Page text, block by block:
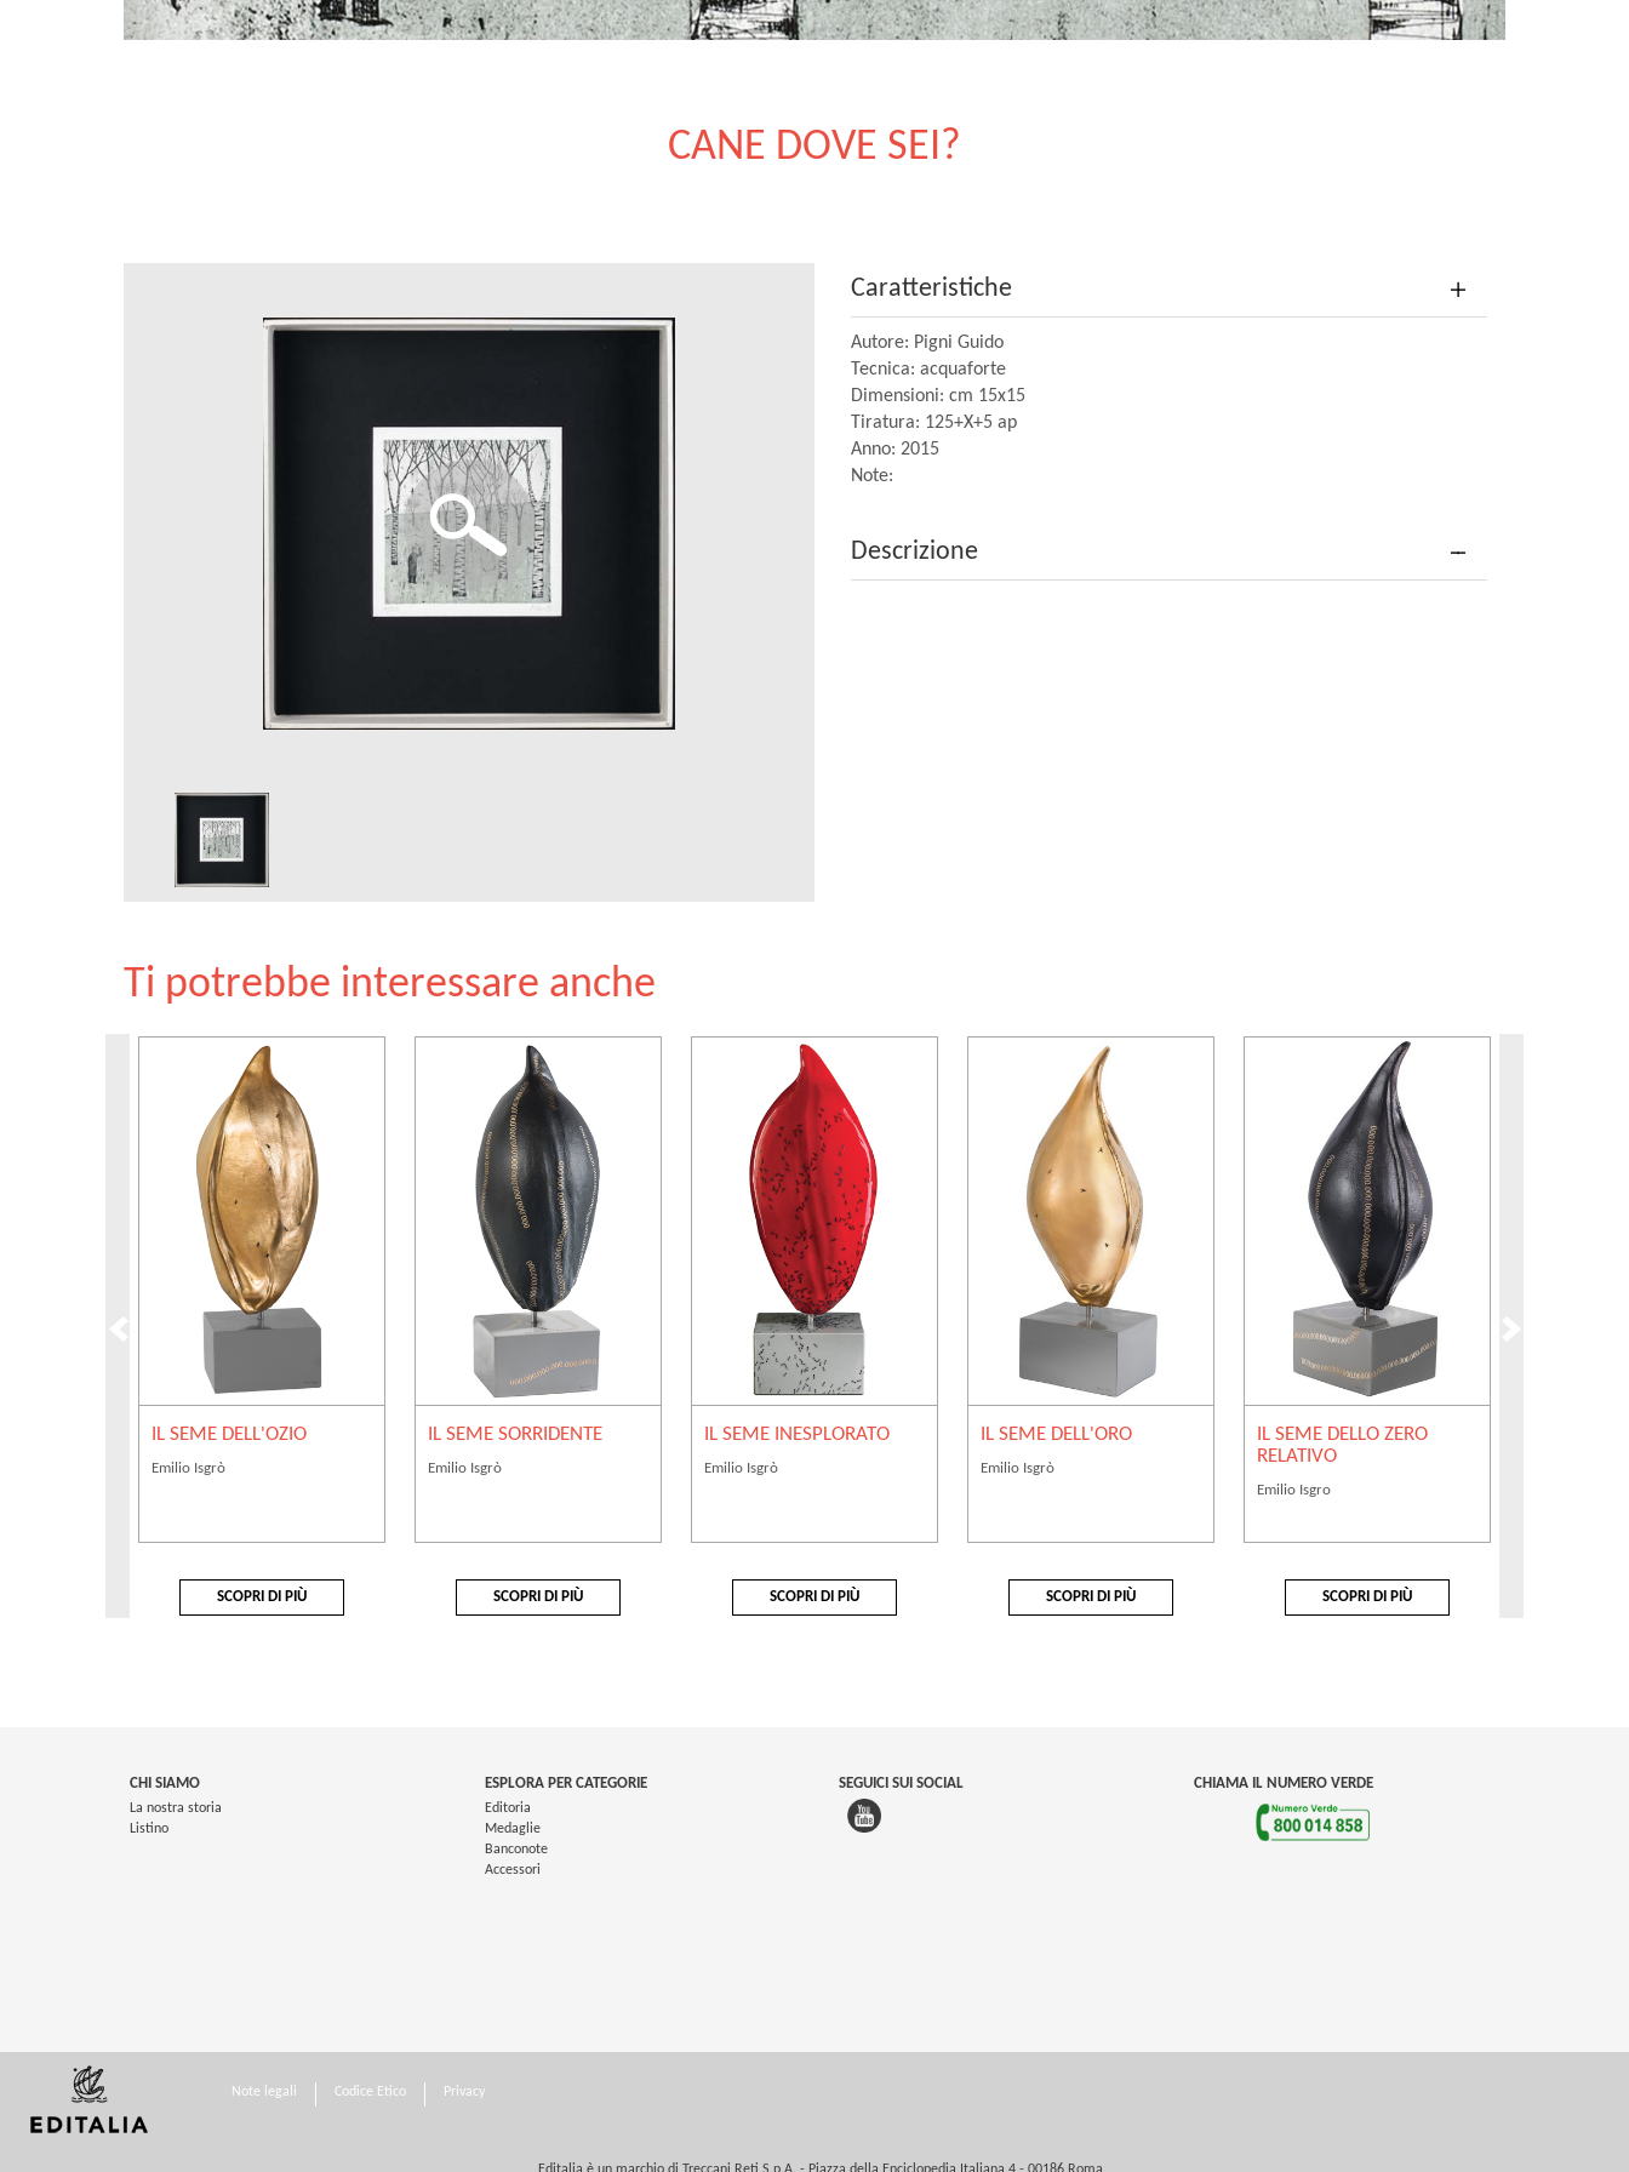
CANE DOVE SEI?
Caratteristiche
Autore: Pigni Guido
Tecnica: acquaforte
Dimensioni: cm 15x15
Tiratura: 125+X+5 ap
Anno: 2015
Note:
Descrizione
Ti potrebbe interessare anche
IL SEME DELL'OZIO
Emilio Isgrò
SCOPRI DI PIÙ
IL SEME SORRIDENTE
Emilio Isgrò
SCOPRI DI PIÙ
IL SEME INESPLORATO
Emilio Isgrò
SCOPRI DI PIÙ
IL SEME DELL'ORO
Emilio Isgrò
SCOPRI DI PIÙ
IL SEME DELLO ZERO
RELATIVO
Emilio Isgro
SCOPRI DI PIÙ
CHI SIAMO
La nostra storia
Listino
ESPLORA PER CATEGORIE
Editoria
Medaglie
Banconote
Accessori
SEGUICI SUI SOCIAL CHIAMA IL NUMERO VERDE
Note legali Codice Etico Privacy